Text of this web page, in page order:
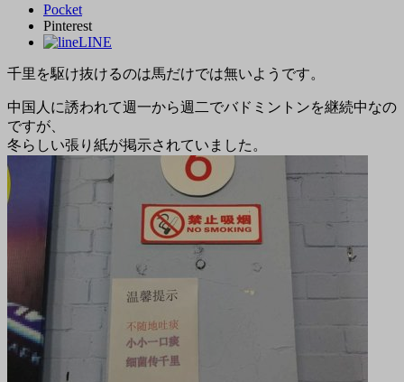
Pocket
Pinterest
LINE
千里を駆け抜けるのは馬だけでは無いようです。
中国人に誘われて週一から週二でバドミントンを継続中なの
ですが、
冬らしい張り紙が掲示されていました。